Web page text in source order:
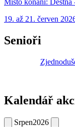
Místo konání: Deštná
19. až 21. červen
Senioři
Kalendář
Srpen2026